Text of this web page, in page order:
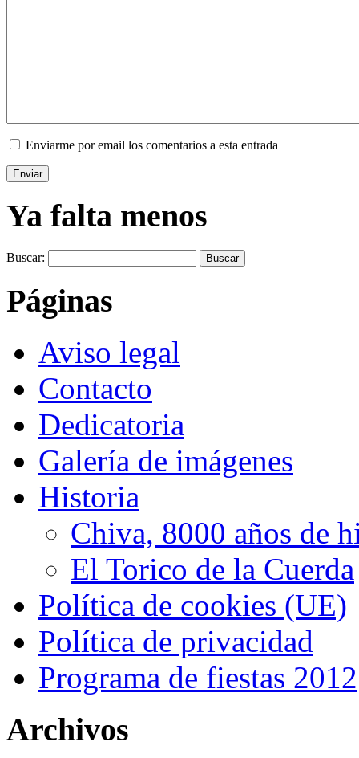
Enviarme por email los comentarios a esta entrada
Ya falta menos
Buscar:
Páginas
Aviso legal
Contacto
Dedicatoria
Galería de imágenes
Historia
Chiva, 8000 años de
El Torico de la Cuerda
Política de cookies (UE)
Política de privacidad
Programa de fiestas 2012
Archivos